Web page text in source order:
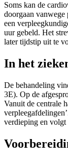
Soms kan de
doorgaan
een
uur gebeld. Het
later tijdstip uit te
In het
De behandeling
3E). Op de
Vanuit de centrale
verdieping en volgt